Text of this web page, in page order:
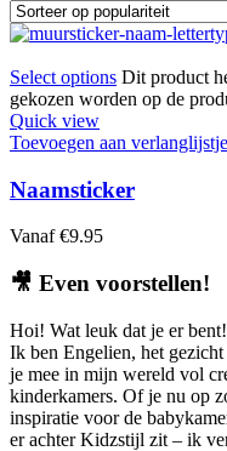
Select options Dit product
gekozen worden op de
Quick view
Toevoegen aan verlanglijstje
Naamsticker
Vanaf €9.95
🎥 Even voorstellen!
Hoi! Wat leuk dat je er bent!
Ik ben Engelien, het
je mee in mijn wereld vol
kinderkamers. Of je nu op
inspiratie voor de
er achter Kidzstijl zit – ik